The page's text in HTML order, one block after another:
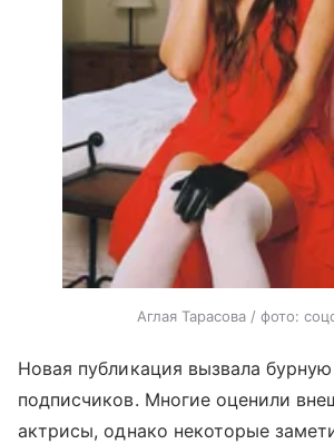
Аглая Тарасова / фото:
Новая публикация вызвала
подписчиков. Многие оценили
актрисы, однако некоторые